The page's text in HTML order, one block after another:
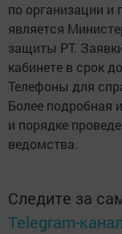
по организации и
является
защиты РТ.
кабинете в срок
Телефоны для
Более подробная
и порядке
ведомства.
Следите за
Telegram-